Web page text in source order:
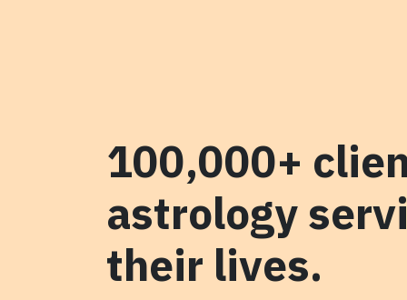
100,000+
astrology
their lives.